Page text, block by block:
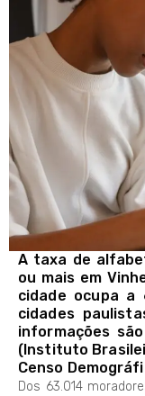
A taxa de
ou mais em
cidade ocupa a
cidades
informações
(Instituto
Censo
Dos 63.014